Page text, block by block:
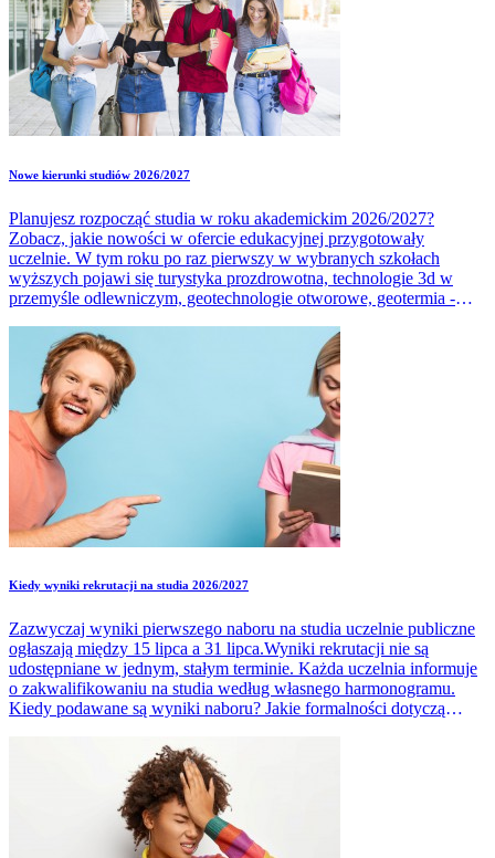
Nowe kierunki studiów 2026/2027
Planujesz rozpocząć studia w roku akademickim 2026/2027?
Zobacz, jakie nowości w ofercie edukacyjnej przygotowały
uczelnie. W tym roku po raz pierwszy w wybranych szkołach
wyższych pojawi się turystyka prozdrowotna, technologie 3d w
przemyśle odlewniczym, geotechnologie otworowe, geotermia -
odnawialnej. Sprawdź, gdzie można rozpocząć te studia. Poznaj
inne nowości, zasady rekrutacji 2026/2027, terminy i wymagane
dokumenty.
Kiedy wyniki rekrutacji na studia 2026/2027
Zazwyczaj wyniki pierwszego naboru na studia uczelnie publiczne
ogłaszają między 15 lipca a 31 lipca.Wyniki rekrutacji nie są
udostępniane w jednym, stałym terminie. Każda uczelnia informuje
o zakwalifikowaniu na studia według własnego harmonogramu.
Kiedy podawane są wyniki naboru? Jakie formalności dotyczą